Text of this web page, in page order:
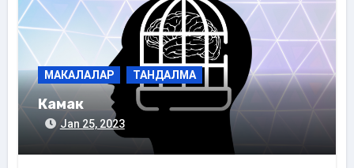
МАКАЛАЛАР ТАНДАЛМА
Камак
Jan 25, 2023